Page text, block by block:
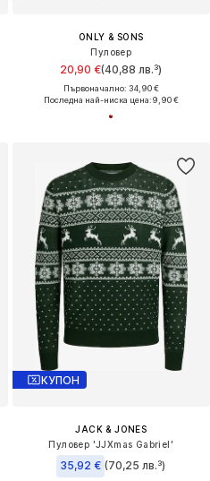
ONLY & SONS
Пуловер
20,90 €(40,88 лв.³)
Първоначално: 34,90 €
Последна най-ниска цена:9,90 €
КУПОН
JACK & JONES
Пуловер 'JJXmas Gabriel'
35,92 € (70,25 лв.³)